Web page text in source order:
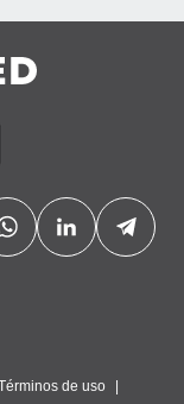
de uso